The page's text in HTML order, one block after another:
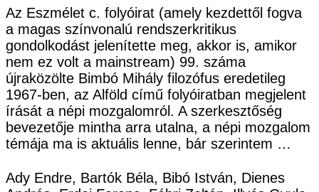
Az Eszmélet c. folyóirat (amely kezdettől fogva
a magas színvonalú rendszerkritikus
gondolkodást jelenítette meg, akkor is, amikor
nem ez volt a mainstream) 99. száma
újraközölte Bimbó Mihály filozófus eredetileg
1967-ben, az Alföld című folyóiratban megjelent
írását a népi mozgalomról. A szerkesztőség
bevezetője mintha arra utalna, a népi mozgalom
témája ma is aktuális lenne, bár szerintem …
Ady Endre, Bartók Béla, Bibó István, Dienes